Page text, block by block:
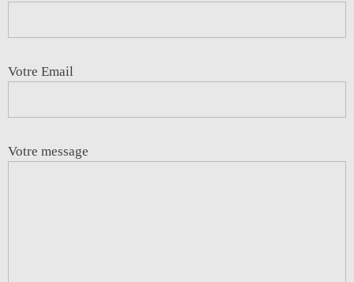
Votre Email
Votre message